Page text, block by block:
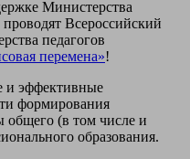
Министерства
Всероссийский
педагогов
перемена»!
и эффективные
формирования
общего (в том числе и
образования.